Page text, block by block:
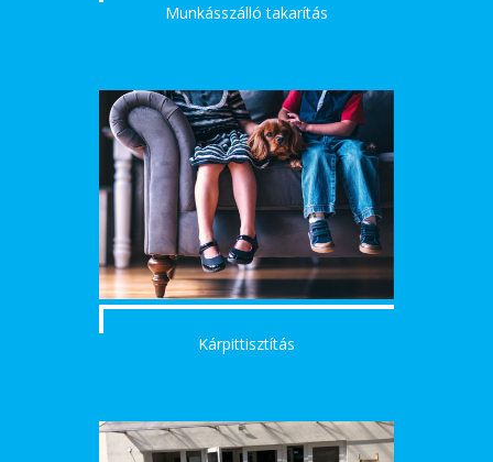
Munkásszálló takarítás
Kárpittisztítás